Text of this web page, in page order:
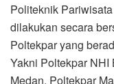
Politeknik
dilakukan secara
Poltekpar yang
Yakni Poltekpar
Medan, Poltekpar